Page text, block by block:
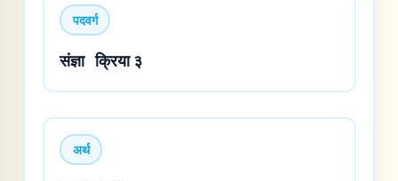
पदवर्ग
संज्ञा क्रिया ३
अर्थ